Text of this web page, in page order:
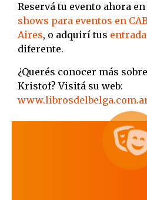
Reservá tu evento ahora
shows para eventos en
Aires, o adquirí tus
diferente.
¿Querés conocer más
Kristof? Visitá su web: